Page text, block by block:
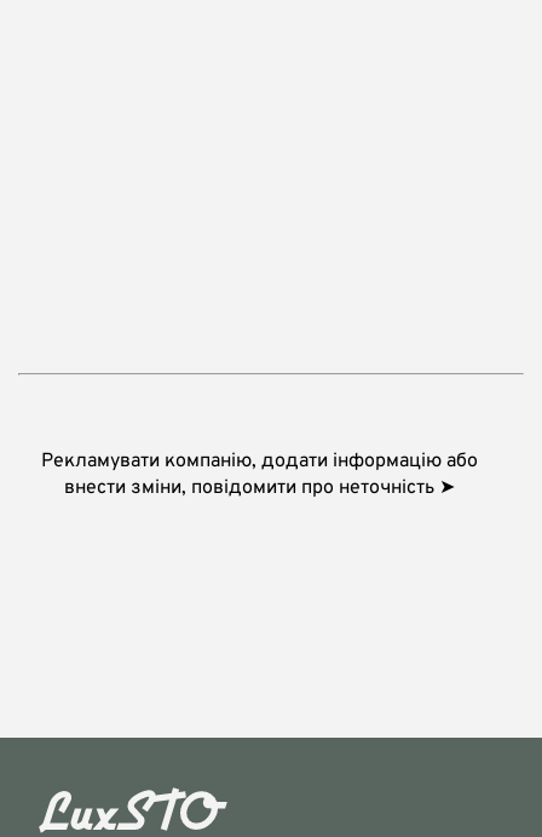
Рекламувати компанію, додати інформацію або
внести зміни, повідомити про неточність ➤